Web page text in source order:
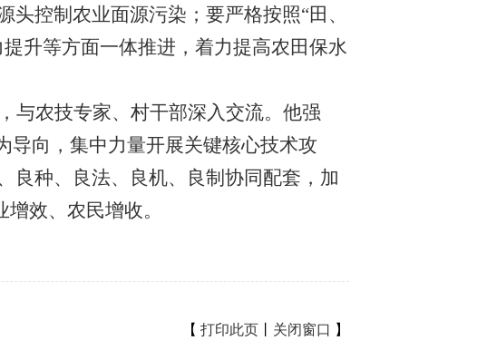
控制农业面源污染；要严格按照“田、
升等方面一体推进，着力提高农田保水
与农技专家、村干部深入交流。他强
导向，集中力量开展关键核心技术攻
良种、良法、良机、良制协同配套，加
效、农民增收。
【 打印此页 关闭窗口 】